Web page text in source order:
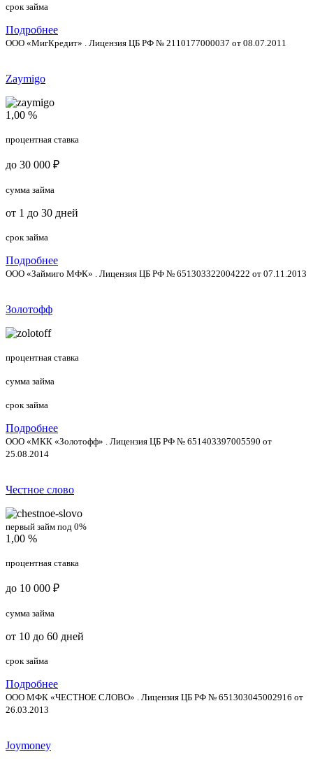
срок займа
Подробнее
ООО «МигКредит» . Лицензия ЦБ РФ № 2110177000037 от 08.07.2011
Zaymigo
1,00 %
процентная ставка
до 30 000 ₽
сумма займа
от 1 до 30 дней
срок займа
Подробнее
ООО «Займиго МФК» . Лицензия ЦБ РФ № 651303322004222 от 07.11.2013
Золотофф
процентная ставка
сумма займа
срок займа
Подробнее
ООО «МКК «Золотофф» . Лицензия ЦБ РФ № 651403397005590 от
25.08.2014
Честное слово
первый займ под 0%
1,00 %
процентная ставка
до 10 000 ₽
сумма займа
от 10 до 60 дней
срок займа
Подробнее
ООО МФК «ЧЕСТНОЕ СЛОВО» . Лицензия ЦБ РФ № 651303045002916 от
26.03.2013
Joymoney